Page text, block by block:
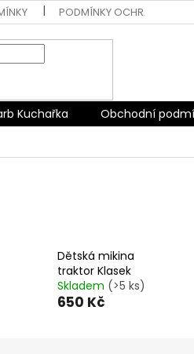
PODMÍNKY OCHRANY
Kuchařka Obchodní
Dětská mikina
traktor Klasek
Skladem (>5 ks)
650 Kč